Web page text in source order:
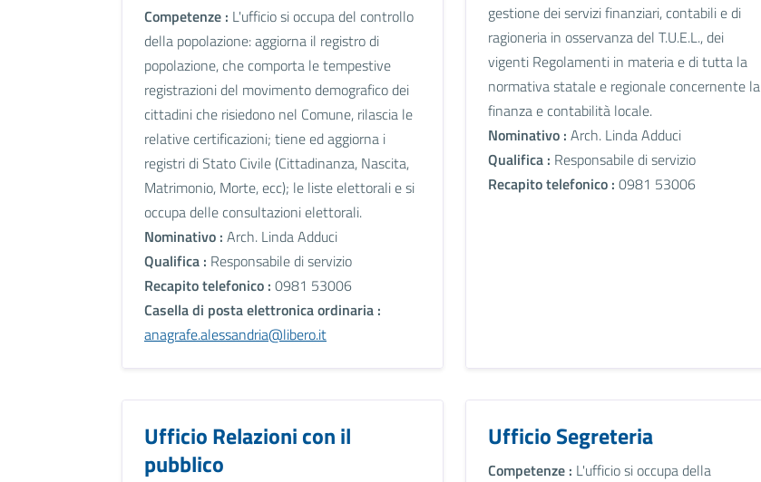
Competenze : L'ufficio si occupa del controllo
della popolazione: aggiorna il registro di
popolazione, che comporta le tempestive
registrazioni del movimento demografico dei
cittadini che risiedono nel Comune, rilascia le
relative certificazioni; tiene ed aggiorna i
registri di Stato Civile (Cittadinanza, Nascita,
Matrimonio, Morte, ecc); le liste elettorali e si
occupa delle consultazioni elettorali.
Nominativo : Arch. Linda Adduci
Qualifica : Responsabile di servizio
Recapito telefonico : 0981 53006
Casella di posta elettronica ordinaria :
anagrafe.alessandria@libero.it
gestione dei servizi finanziari, contabili e di
ragioneria in osservanza del T.U.E.L., dei
vigenti Regolamenti in materia e di tutta la
normativa statale e regionale concernente la
finanza e contabilità locale.
Nominativo : Arch. Linda Adduci
Qualifica : Responsabile di servizio
Recapito telefonico : 0981 53006
Ufficio Relazioni con il
pubblico
Ufficio Segreteria
Competenze : L'ufficio si occupa della